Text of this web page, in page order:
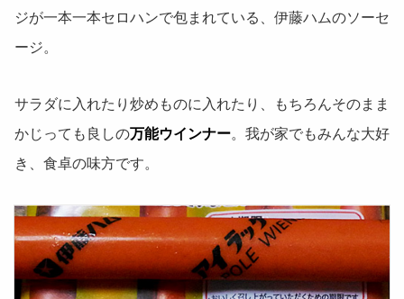
ジが一本一本セロハンで包まれている、伊藤ハムのソーセ
ージ。
サラダに入れたり炒めものに入れたり、もちろんそのまま
かじっても良しの万能ウインナー。我が家でもみんな大好
き、食卓の味方です。